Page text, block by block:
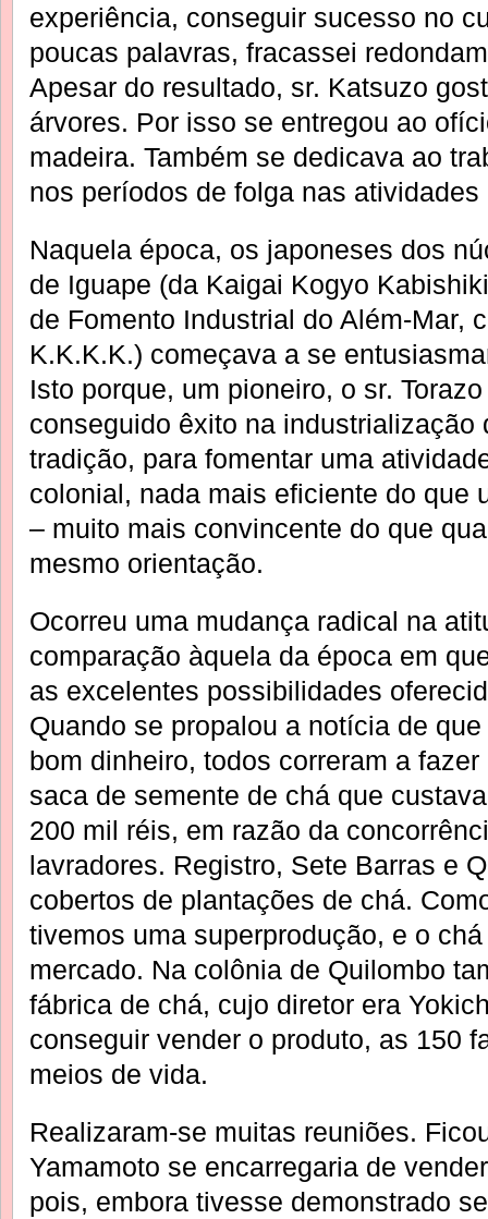
experiência, conseguir sucesso no
poucas palavras, fracassei
Apesar do resultado, sr. Katsuzo
árvores. Por isso se entregou ao
madeira. Também se dedicava ao
nos períodos de folga nas
Naquela época, os japoneses dos
de Iguape (da Kaigai Kogyo
de Fomento Industrial do Além-Mar,
K.K.K.K.) começava a se
Isto porque, um pioneiro, o sr.
conseguido êxito na industrialização
tradição, para fomentar uma
colonial, nada mais eficiente do que
– muito mais convincente do que
mesmo orientação.
Ocorreu uma mudança radical na
comparação àquela da época em
as excelentes possibilidades
Quando se propalou a notícia de
bom dinheiro, todos correram a
saca de semente de chá que
200 mil réis, em razão da
lavradores. Registro, Sete Barras e
cobertos de plantações de chá.
tivemos uma superprodução, e o
mercado. Na colônia de Quilombo
fábrica de chá, cujo diretor era
conseguir vender o produto, as 150
meios de vida.
Realizaram-se muitas reuniões.
Yamamoto se encarregaria de
pois, embora tivesse demonstrado